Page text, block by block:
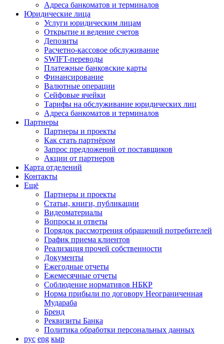
Адреса банкоматов и терминалов
Юридические лица
Услуги юридическим лицам
Открытие и ведение счетов
Депозиты
Расчетно-кассовое обслуживание
SWIFT-переводы
Платежные банковские карты
Финансирование
Валютные операции
Сейфовые ячейки
Тарифы на обслуживание юридических лиц
Адреса банкоматов и терминалов
Партнеры
Партнеры и проекты
Как стать партнёром
Запрос предложений от поставщиков
Акции от партнеров
Карта отделений
Контакты
Ещё
Партнеры и проекты
Статьи, книги, публикации
Видеоматериалы
Вопросы и ответы
Порядок рассмотрения обращений потребителей
График приема клиентов
Реализация прочей собственности
Документы
Ежегодные отчеты
Ежемесячные отчеты
Соблюдение нормативов НБКР
Норма прибыли по договору Неограниченная
Мудараба
Бренд
Реквизиты Банка
Политика обработки персональных данных
рус eng кыр